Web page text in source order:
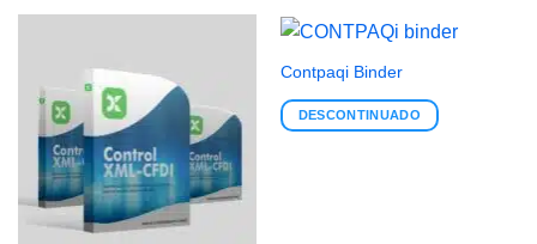
Contpaqi Binder
DESCONTINUADO